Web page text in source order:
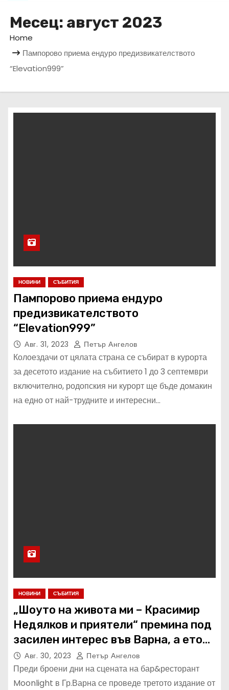
Месец: август 2023
Home
Пампорово приема ендуро предизвикателството
“Elevation999”
НОВИНИ СЪБИТИЯ
Пампорово приема ендуро
предизвикателството
“Elevation999”
Авг. 31, 2023 Петър Ангелов
Колоездачи от цялата страна се събират в курорта
за десетото издание на събитието 1 до 3 септември
включително, родопския ни курорт ще бъде домакин
на едно от най-трудните и интересни…
НОВИНИ СЪБИТИЯ
„Шоуто на живота ми – Красимир
Недялков и приятели“ премина под
засилен интерес във Варна, а ето
къде ще бъде следващото издание
/ПОДРОБНОСТИ/
Авг. 30, 2023 Петър Ангелов
Преди броени дни на сцената на бар&ресторант
Moonlight в Гр.Варна се проведе третото издание от